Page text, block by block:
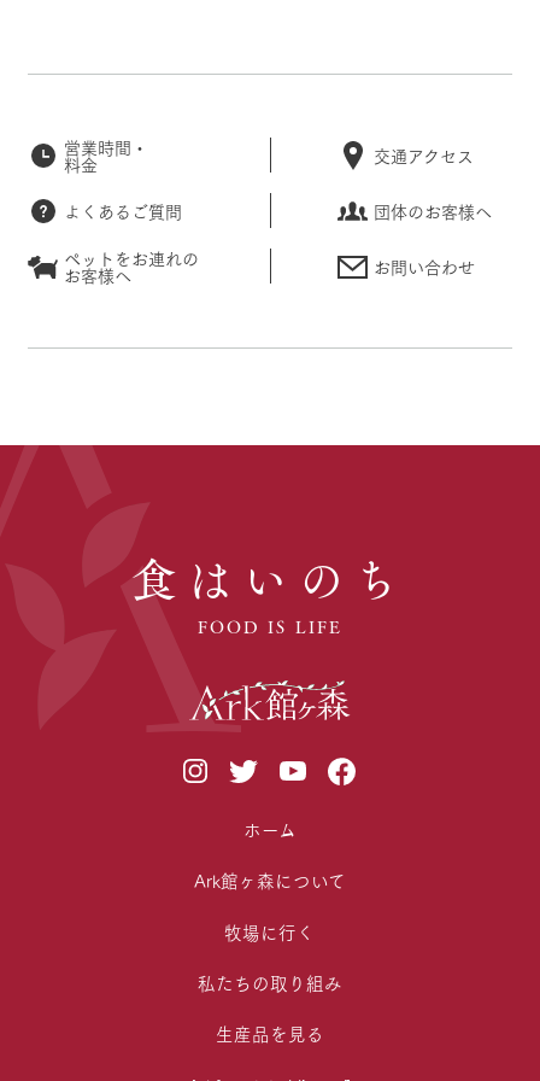
営業時間・
料金 交通アクセス
よくあるご質問
団体のお客様へ
ペットをお連れの
お客様へ お問い合わせ
食はいのち
FOOD IS LIFE
ホーム
Ark館ヶ森について
牧場に行く
私たちの取り組み
生産品を見る